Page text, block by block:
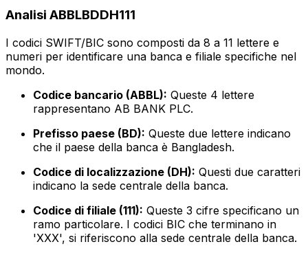
Analisi ABBLBDDH111
I codici SWIFT/BIC sono composti da 8 a 11 lettere e
numeri per identificare una banca e filiale specifiche nel
mondo.
Codice bancario (ABBL): Queste 4 lettere
rappresentano AB BANK PLC.
Prefisso paese (BD): Queste due lettere indicano
che il paese della banca è Bangladesh.
Codice di localizzazione (DH): Questi due caratteri
indicano la sede centrale della banca.
Codice di filiale (111): Queste 3 cifre specificano un
ramo particolare. I codici BIC che terminano in
'XXX', si riferiscono alla sede centrale della banca.